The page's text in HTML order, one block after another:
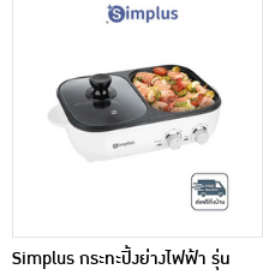
Simplus กระทะปิ้งย่างไฟฟ้า รุ่น